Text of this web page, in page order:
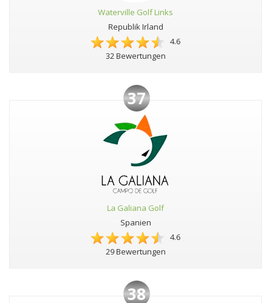
Waterville Golf Links
Republik Irland
4.6
32 Bewertungen
37
La Galiana Golf
Spanien
4.6
29 Bewertungen
38